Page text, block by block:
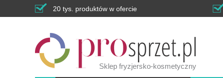
20 tys. produktów w ofercie
Sklep fryzjersko-kosmetyczny